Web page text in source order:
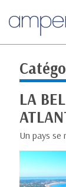
LA
Un pays se